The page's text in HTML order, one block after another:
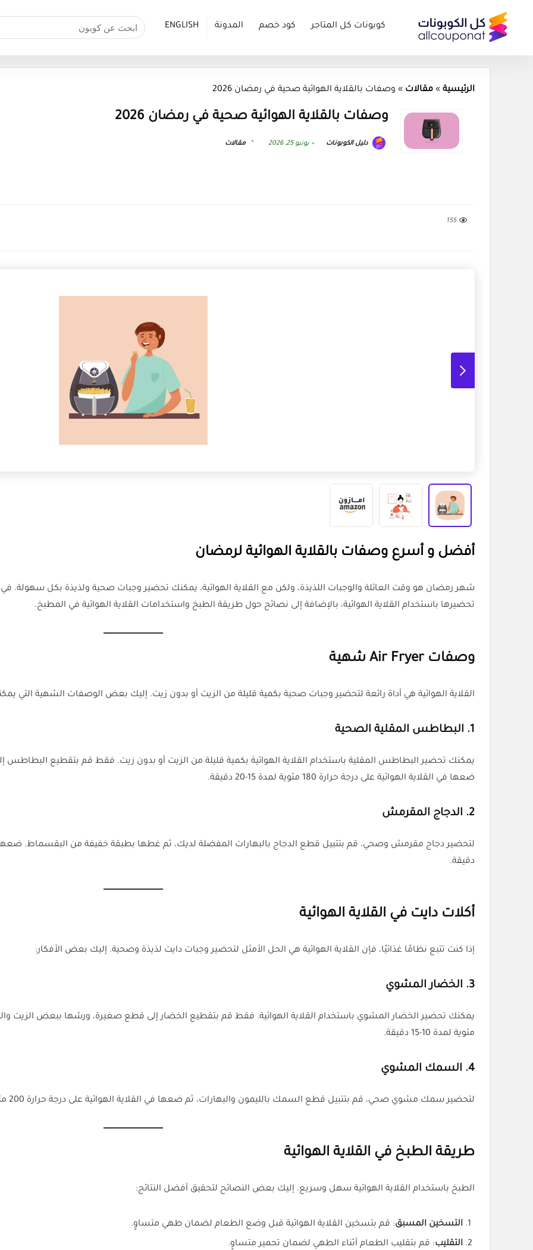
كوبونات كل المتاجر كود خصم المدونة ENGLISH
الرئيسية » مقالات » وصفات بالقلاية الهوائية صحية في رمضان 2026
وصفات بالقلاية الهوائية صحية في رمضان 2026
دليل الكوبونات يونيو 25, 2026 مقالات
155
أفضل و أسرع وصفات بالقلاية الهوائية لرمضان
تحضيرها باستخدام القلاية الهوائية، بالإضافة إلى نصائح حول طريقة الطبخ واستخدامات القلاية الهوائية في المطبخ.
وصفاتAir Fryer شهية
القلاية الهوائية هي أداة رائعة لتحضير وجبات صحية بكمية قليلة من الزيت أو بدون زيت. إليك بعض الوصفات الشهية التي
1. البطاطس المقلية الصحية
يمكنك تحضير البطاطس المقلية باستخدام القلاية الهوائية بكمية قليلة من الزيت أو بدون زيت. فقط قم بتقطيع البطاطس
ضعها في القلاية الهوائية على درجة حرارة 180 مئوية لمدة 15-20 دقيقة.
2. الدجاج المقرمش
دقيقة.
أكلات دايت في القلاية الهوائية
إذا كنت تتبع نظامًا غذائيًا، فإن القلاية الهوائية هي الحل الأمثل لتحضير وجبات دايت لذيذة وصحية. إليك بعض الأفكار:
3. الخضار المشوي
مئوية لمدة 10-15 دقيقة.
4. السمك المشوي
لتحضير سمك مشوي صحي، قم بتتبيل قطع السمك بالليمون والبهارات، ثم ضعها في القلاية الهوائية على درجة حرارة 200 مئوية لمدة 15 دقيقة.
طريقة الطبخ في القلاية الهوائية
الطبخ باستخدام القلاية الهوائية سهل وسريع. إليك بعض النصائح لتحقيق أفضل النتائج:
التسخين المسبق: قم بتسخين القلاية الهوائية قبل وضع الطعام لضمان طهي متساوٍ.
التقليب: قم بتقليب الطعام أثناء الطهي لضمان تحمير متساوٍ.